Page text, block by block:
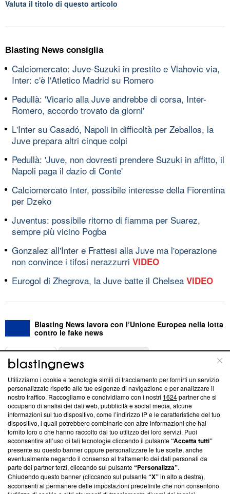
Valuta il titolo di questo articolo
Blasting News consiglia
Calciomercato: Juve-Suzuki in prestito e Vlahovic via,
Inter: c'è l'Atletico Madrid su Romero
Pedullà: 'Vicario alla Juve andrebbe di corsa, Inter-
Romero, accordo trovato da giorni'
L'Inter su Casadó, Napoli in difficoltà per Zeballos, la
Juve prepara altri cinque colpi
Pedullà: 'Juve, non dovresti prendere Suzuki in affitto, il
Napoli paga il dazio di Conte'
Calciomercato Inter, possibile interesse della Fiorentina
per Dzeko
Juventus: possibile ritorno di fiamma per Suarez,
sempre più vicino Pogba
Gonzalez all'Inter e Frattesi alla Juve ma l'operazione
non convince i tifosi nerazzurri VIDEO
Eurogol di Zhegrova, la Juve batte il Chelsea VIDEO
Blasting News lavora con l’Unione Europea nella lotta
contro le fake news
ABOUT
Questa sezione offre informazioni trasparenti su Blasting
News, sui nostri processi editoriali e su come ci impegniamo a
creare news di qualità. Inoltre, afferma la nostra aderenza a
‘Trust Project - News with Integrity’Blasting News non è
ancora membro del programma, ma ha richiesto di farne
parte; Trust Project non ha ancora effettuato una verifica di
conformità agli standard.
Su di noi
Team editoriale
Utilizziamo i cookie e tecnologie simili di tracciamento per fornirti un servizio
personalizzato rispetto alle tue esigenze di navigazione e per analizzare il
nostro traffico. Raccogliamo e condividiamo con i nostri 1624partner che si
occupano di analisi dei dati web, pubblicità e social media, alcune
informazioni sul tuo dispositivo, come l’indirizzo IP e le caratteristiche del tuo
dispositivo, i quali potrebbero combinarle con altre informazioni che hai
fornito loro o che hanno raccolto dal tuo utilizzo dei loro servizi. Puoi
acconsentire all’uso di tali tecnologie cliccando il pulsante“Accetta tutti”
presente su questo banner oppure personalizzare le tue scelte, anche
eventualmente negando il consenso al trattamento dei dati personali da
parte dei partner terzi, cliccando sul pulsante“Personalizza”.
Chiudendo questo banner (cliccando sul pulsante“X”in alto a destra),
acconsenti al permanere delle impostazioni predefinite che non consentono